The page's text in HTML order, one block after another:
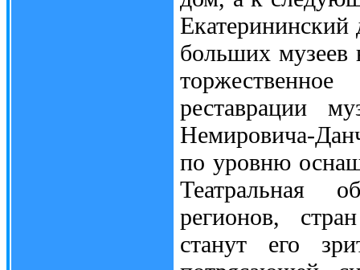
Екатерининский
больших
реставрации
Немировича-
по уровню
Театральная
регионов,
станут его